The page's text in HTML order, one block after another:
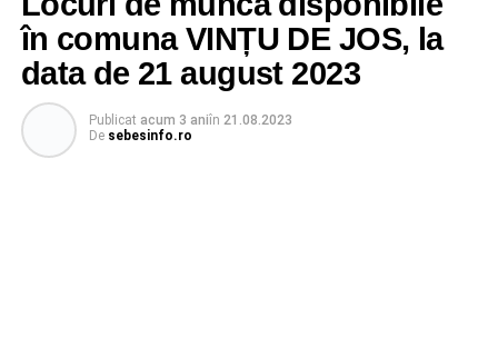
în comuna VINȚU DE JOS, la
data de 21 august 2023
Publicat acum 3 aniîn 21.08.2023
De sebesinfo.ro